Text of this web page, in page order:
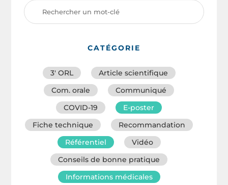
CATÉGORIE
3′ ORL
Article scientifique
Com. orale
Communiqué
COVID-19
E-poster
Fiche technique
Recommandation
Référentiel
Vidéo
Conseils de bonne pratique
Informations médicales